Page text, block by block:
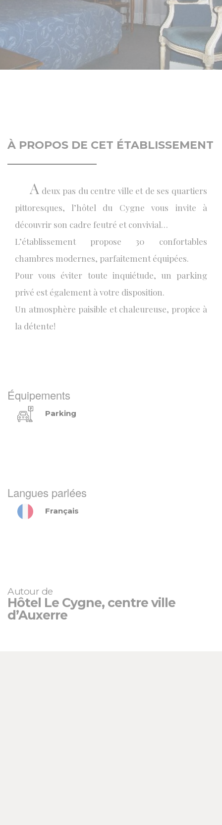
À PROPOS DE CET ÉTABLISSEMENT
A deux pas du centre ville et de ses quartiers
pittoresques, l’hôtel du Cygne vous invite à
découvrir son cadre feutré et convivial…
L’établissement propose 30 confortables
chambres modernes, parfaitement équipées.
Pour vous éviter toute inquiétude, un parking
privé est également à votre disposition.
Un atmosphère paisible et chaleureuse, propice à
la détente!
Équipements
Parking
Langues parlées
Français
Autour de
Hôtel Le Cygne, centre ville
d’Auxerre